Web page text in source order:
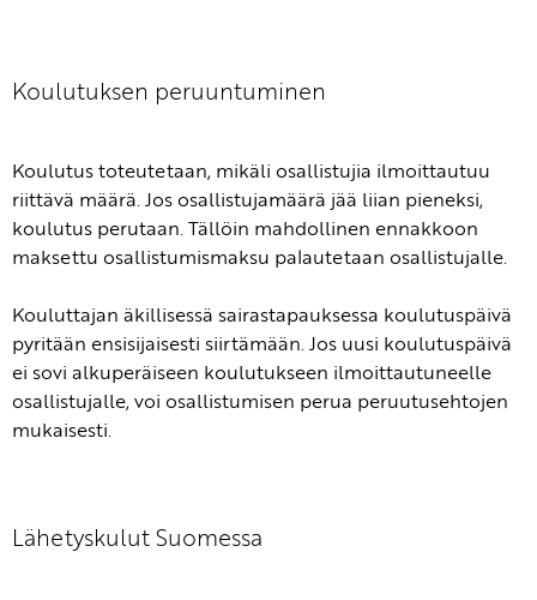
Koulutuksen peruuntuminen
Koulutus toteutetaan, mikäli osallistujia ilmoittautuu
riittävä määrä. Jos osallistujamäärä jää liian pieneksi,
koulutus perutaan. Tällöin mahdollinen ennakkoon
maksettu osallistumismaksu palautetaan osallistujalle.
Kouluttajan äkillisessä sairastapauksessa koulutuspäivä
pyritään ensisijaisesti siirtämään. Jos uusi koulutuspäivä
ei sovi alkuperäiseen koulutukseen ilmoittautuneelle
osallistujalle, voi osallistumisen perua peruutusehtojen
mukaisesti.
Lähetyskulut Suomessa